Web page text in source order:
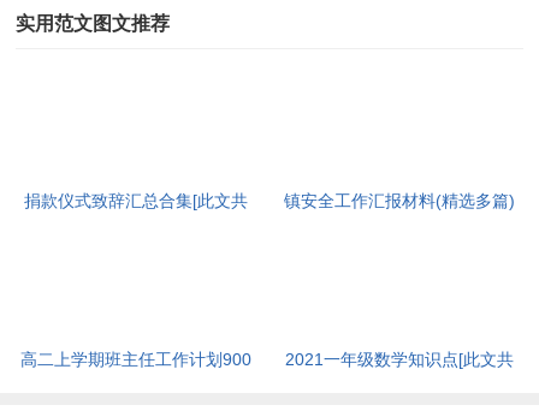
实用范文图文推荐
捐款仪式致辞汇总合集[此文共
镇安全工作汇报材料(精选多篇)
高二上学期班主任工作计划900
2021一年级数学知识点[此文共